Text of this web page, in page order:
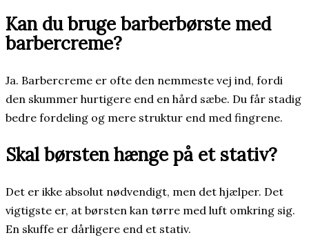
Kan du bruge barberbørste med
barbercreme?
Ja. Barbercreme er ofte den nemmeste vej ind, fordi
den skummer hurtigere end en hård sæbe. Du får stadig
bedre fordeling og mere struktur end med fingrene.
Skal børsten hænge på et stativ?
Det er ikke absolut nødvendigt, men det hjælper. Det
vigtigste er, at børsten kan tørre med luft omkring sig.
En skuffe er dårligere end et stativ.